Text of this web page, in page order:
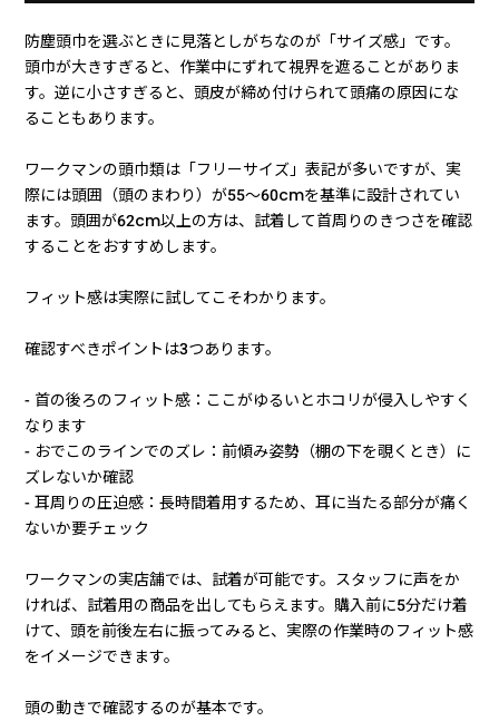
防塵頭巾を選ぶときに見落としがちなのが「サイズ感」です。
頭巾が大きすぎると、作業中にずれて視界を遮ることがありま
す。逆に小さすぎると、頭皮が締め付けられて頭痛の原因にな
ることもあります。
ワークマンの頭巾類は「フリーサイズ」表記が多いですが、実
際には頭囲（頭のまわり）が55〜60cmを基準に設計されてい
ます。頭囲が62cm以上の方は、試着して首周りのきつさを確認
することをおすすめします。
フィット感は実際に試してこそわかります。
確認すべきポイントは3つあります。
- 首の後ろのフィット感：ここがゆるいとホコリが侵入しやすく
なります
- おでこのラインでのズレ：前傾み姿勢（棚の下を覗くとき）に
ズレないか確認
- 耳周りの圧迫感：長時間着用するため、耳に当たる部分が痛く
ないか要チェック
ワークマンの実店舗では、試着が可能です。スタッフに声をか
ければ、試着用の商品を出してもらえます。購入前に5分だけ着
けて、頭を前後左右に振ってみると、実際の作業時のフィット感
をイメージできます。
頭の動きで確認するのが基本です。